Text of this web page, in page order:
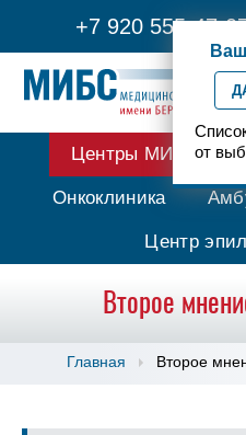
+7 920 555-47-
от
Центры МИБС
Онкоклиника
Центр
Второе
Главная Второе